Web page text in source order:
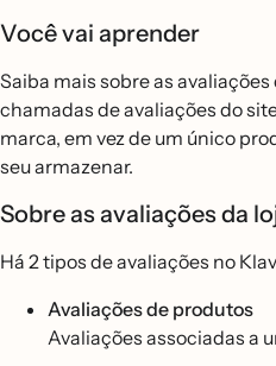
Você vai aprender
Saiba mais sobre as
chamadas de avaliações do
marca, em vez de um único
seu armazenar.
Sobre as avaliações da
Há 2 tipos de avaliações no
Avaliações de produtos
Avaliações associadas a